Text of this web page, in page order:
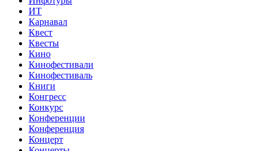
ИТ
Карнавал
Квест
Квесты
Кино
Кинофестивали
Кинофестиваль
Книги
Конгресс
Конкурс
Конференции
Конференция
Концерт